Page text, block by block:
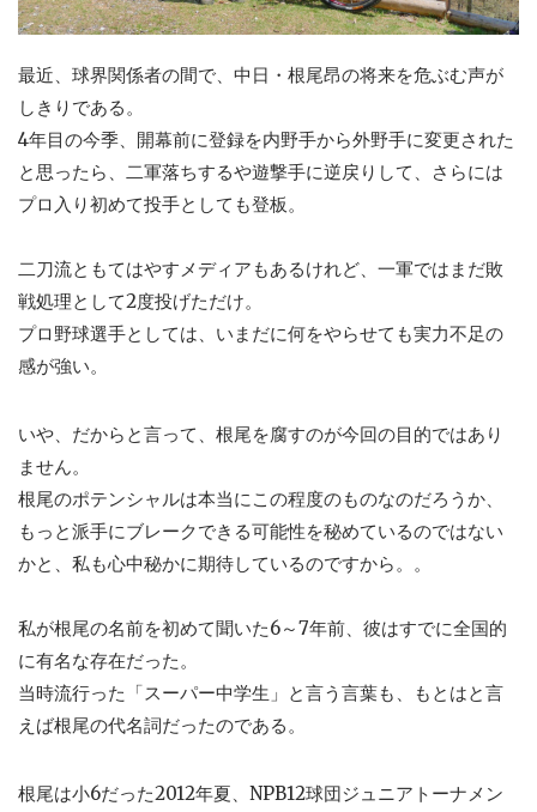
最近、球界関係者の間で、中日・根尾昂の将来を危ぶむ声が
しきりである。
4年目の今季、開幕前に登録を内野手から外野手に変更された
と思ったら、二軍落ちするや遊撃手に逆戻りして、さらには
プロ入り初めて投手としても登板。
二刀流ともてはやすメディアもあるけれど、一軍ではまだ敗
戦処理として2度投げただけ。
プロ野球選手としては、いまだに何をやらせても実力不足の
感が強い。
いや、だからと言って、根尾を腐すのが今回の目的ではあり
ません。
根尾のポテンシャルは本当にこの程度のものなのだろうか、
もっと派手にブレークできる可能性を秘めているのではない
かと、私も心中秘かに期待しているのですから。。
私が根尾の名前を初めて聞いた6～7年前、彼はすでに全国的
に有名な存在だった。
当時流行った「スーパー中学生」と言う言葉も、もとはと言
えば根尾の代名詞だったのである。
根尾は小6だった2012年夏、NPB12球団ジュニアトーナメン